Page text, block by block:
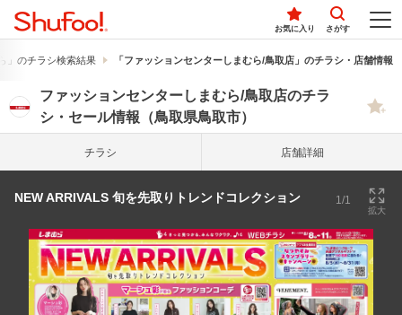
お気に入り さがす
」のチラシ検索結果 「ファッションセンターしまむら/鳥取店」のチラシ・店舗情報
ファッションセンターしまむら/鳥取店のチラ
シ・セール情報（鳥取県鳥取市）
チラシ 店舗詳細
NEW ARRIVALS 旬を先取りトレンドコレクション 1/1
拡大